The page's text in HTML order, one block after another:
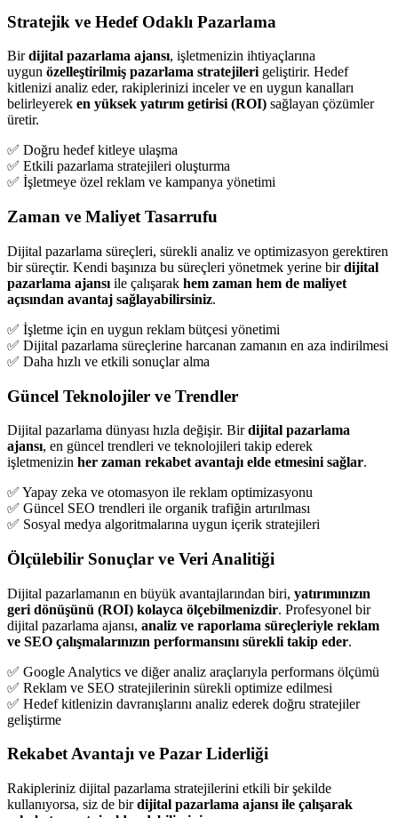
Stratejik ve Hedef Odaklı Pazarlama
Birdijital pazarlama ajansı, işletmenizin ihtiyaçlarına
uygun özelleştirilmiş pazarlama stratejileri geliştirir. Hedef
kitlenizi analiz eder, rakiplerinizi inceler ve en uygun kanalları
belirleyerek en yüksek yatırım getirisi (ROI) sağlayan çözümler
üretir.
✅ Doğru hedef kitleye ulaşma
✅ Etkili pazarlama stratejileri oluşturma
✅ İşletmeye özel reklam ve kampanya yönetimi
Zaman ve Maliyet Tasarrufu
Dijital pazarlama süreçleri, sürekli analiz ve optimizasyon gerektiren
bir süreçtir. Kendi başınıza bu süreçleri yönetmek yerine birdijital
pazarlama ajansı ile çalışarak hem zaman hem de maliyet
açısından avantaj sağlayabilirsiniz.
✅ İşletme için en uygun reklam bütçesi yönetimi
✅ Dijital pazarlama süreçlerine harcanan zamanın en aza indirilmesi
✅ Daha hızlı ve etkili sonuçlar alma
Güncel Teknolojiler ve Trendler
Dijital pazarlama dünyası hızla değişir. Birdijital pazarlama
ajansı, en güncel trendleri ve teknolojileri takip ederek
işletmenizin her zaman rekabet avantajı elde etmesini sağlar.
✅ Yapay zeka ve otomasyon ile reklam optimizasyonu
✅ Güncel SEO trendleri ile organik trafiğin artırılması
✅ Sosyal medya algoritmalarına uygun içerik stratejileri
Ölçülebilir Sonuçlar ve Veri Analitiği
Dijital pazarlamanın en büyük avantajlarından biri, yatırımınızın
geri dönüşünü (ROI) kolayca ölçebilmenizdir. Profesyonel bir
dijital pazarlama ajansı, analiz ve raporlama süreçleriyle reklam
ve SEO çalışmalarınızın performansını sürekli takip eder.
✅ Google Analytics ve diğer analiz araçlarıyla performans ölçümü
✅ Reklam ve SEO stratejilerinin sürekli optimize edilmesi
✅ Hedef kitlenizin davranışlarını analiz ederek doğru stratejiler
geliştirme
Rekabet Avantajı ve Pazar Liderliği
Rakipleriniz dijital pazarlama stratejilerini etkili bir şekilde
kullanıyorsa, siz de birdijital pazarlama ajansı ile çalışarak